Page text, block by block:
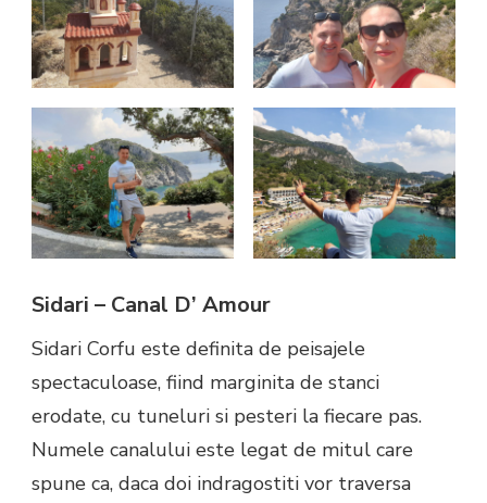
Sidari – Canal D’ Amour
Sidari Corfu este definita de peisajele
spectaculoase, fiind marginita de stanci
erodate, cu tuneluri si pesteri la fiecare pas.
Numele canalului este legat de mitul care
spune ca, daca doi indragostiti vor traversa